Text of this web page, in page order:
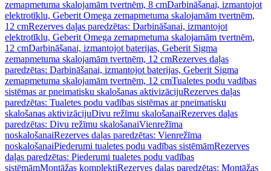
zemapmetuma skalojamām tvertnēm, 8 cmDarbināšanai, izmantojot
elektrotīklu, Geberit Omega zemapmetuma skalojamām tvertnēm,
12 cmRezerves daļas paredzētas: Darbināšanai, izmantojot
elektrotīklu, Geberit Omega zemapmetuma skalojamām tvertnēm,
12 cmDarbināšanai, izmantojot baterijas, Geberit Sigma
zemapmetuma skalojamām tvertnēm, 12 cmRezerves daļas
paredzētas: Darbināšanai, izmantojot baterijas, Geberit Sigma
zemapmetuma skalojamām tvertnēm, 12 cmTualetes podu vadības
sistēmas ar pneimatisku skalošanas aktivizācijuRezerves daļas
paredzētas: Tualetes podu vadības sistēmas ar pneimatisku
skalošanas aktivizācijuDivu režīmu skalošanaiRezerves daļas
paredzētas: Divu režīmu skalošanaiVienrežīma
noskalošanaiRezerves daļas paredzētas: Vienrežīma
noskalošanaiPiederumi tualetes podu vadības sistēmāmRezerves
daļas paredzētas: Piederumi tualetes podu vadības
sistēmāmMontāžas komplektiRezerves daļas paredzētas: Montāžas